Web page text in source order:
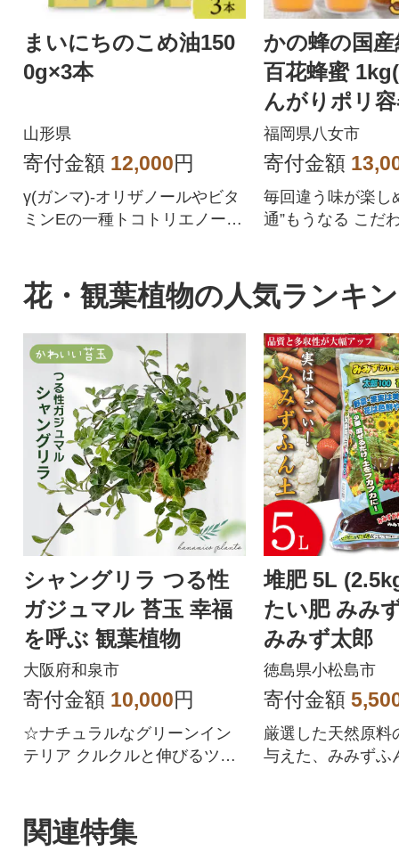
まいにちのこめ油150
0g×3本
山形県
寄付金額 12,000円
γ(ガンマ)-オリザノールやビタ
ミンEの一種トコトリエノール
かの蜂の国
百花蜂蜜
んがりポリ
八女市
福岡県八女市
寄付金額
毎回違う味が楽し
通”もうなる こだ
花・観葉植物の人気ランキ
シャングリラ つる性
ガジュマル 苔玉 幸福
を呼ぶ 観葉植物
大阪府和泉市
寄付金額 10,000円
☆ナチュラルなグリーンイン
テリア クルクルと伸びるツル
堆肥 5L
たい肥 みみ
みみず太郎
徳島県小松島市
寄付金額
厳選した天然原料
与えた、みみずふ
関連特集